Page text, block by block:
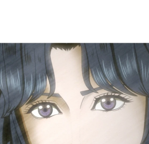
実写化映画一覧
男性声優/女性声優一覧
FOLLOW US